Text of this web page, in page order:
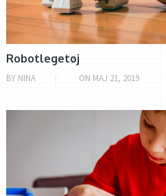
Robotlegetøj
BY NINA ON MAJ 21, 2019